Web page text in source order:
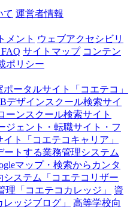
て 運営者情報
メント ウェブアクセシビリ
サイトマップ コンテン
ポリシー
ータルサイト「コエテコ」
デザインスクール検索サイ
ーンスクール検索サイト
ジェント・転職サイト・フ
ト「コエテコキャリア」
トする業務管理システム
マップ・検索からカンタ
ステム「コエテコリザー
「コエテコカレッジ」
資
ッジブログ」
高等学校向